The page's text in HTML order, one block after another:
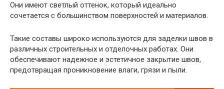
Они имеют светлый оттенок, который идеально
сочетается с большинством поверхностей и материалов.
Такие составы широко используются для заделки швов в
различных строительных и отделочных работах. Они
обеспечивают надежное и эстетичное закрытие швов,
предотвращая проникновение влаги, грязи и пыли.